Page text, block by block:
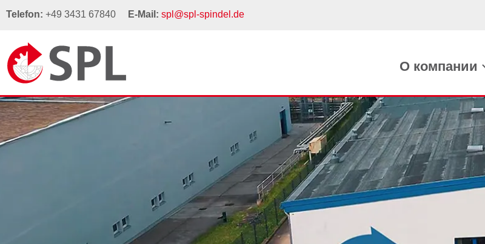
Telefon: +49 3431 67840 E-Mail: spl@spl-spindel.de
О компании